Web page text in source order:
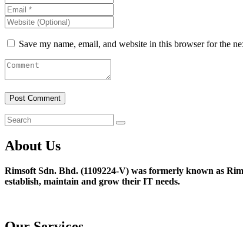
Save my name, email, and website in this browser for the
About Us
Rimsoft Sdn. Bhd. (1109224-V) was formerly known as
establish, maintain and grow their IT needs.